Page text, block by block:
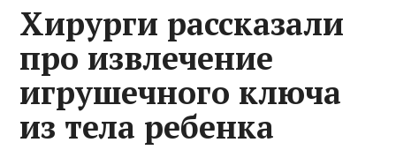
Хирурги рассказали
про извлечение
игрушечного ключа
из тела ребенка